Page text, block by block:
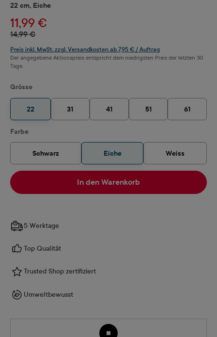
22 cm, Eiche
11,99 €
14,99 €
Preis inkl. MwSt. zzgl. Versandkosten ab 7,95 € / Auftrag
Der angegebene Aktionspreis entspricht dem niedrigsten Preis der letzten 30
Tage.
Grösseauswählen
22 31 41 51 61
Farbeauswählen
Schwarz Eiche Weiss
In den Warenkorb
5 Werktage
Top Qualität
Trusted Shop zertifiziert
Umweltbewusst